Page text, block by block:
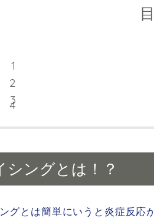
シングとは！？
グとは簡単にいうと炎症反応